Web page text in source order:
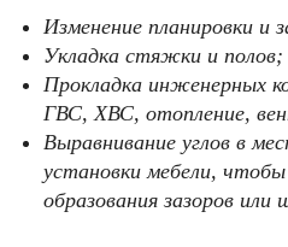
Изменение планировки и
Укладка стяжки и полов;
Прокладка инженерных
ГВС, ХВС, отопление,
Выравнивание углов в
установки мебели,
образования зазоров или